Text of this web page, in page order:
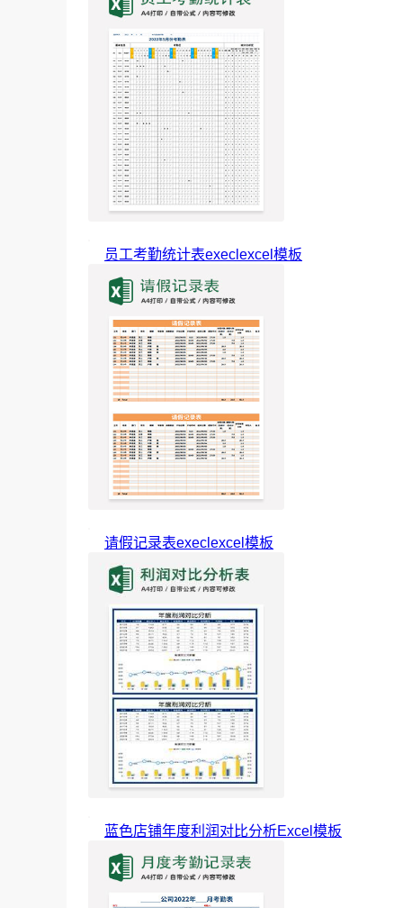
员工考勤统计表execlexcel模板
请假记录表execlexcel模板
蓝色店铺年度利润对比分析Excel模板